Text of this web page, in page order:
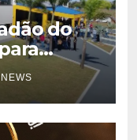
do
mil